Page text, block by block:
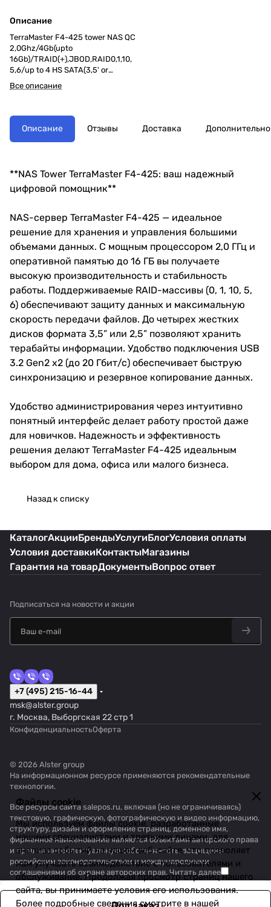
Описание
TerraMaster F4-425 tower NAS QC
2,0Ghz/4Gb(upto
16Gb)/TRAID(+),JBOD,RAID0,1,10,
5,6/up to 4 HS SATA(3,5' or
2,5')/2xUSB3.2(10Gb)/1xUSB3.2(5
Gb)/1x2,5 Gb RJ-
Все описание
Описание Отзывы Доставка Дополнительно
**NAS Tower TerraMaster F4-425: ваш надежный
цифровой помощник**
NAS-сервер TerraMaster F4-425 — идеальное
решение для хранения и управления большими
объемами данных. С мощным процессором 2,0 ГГц и
оперативной памятью до 16 ГБ вы получаете
высокую производительность и стабильность
работы. Поддерживаемые RAID-массивы (0, 1, 10, 5,
6) обеспечивают защиту данных и максимальную
скорость передачи файлов. До четырех жестких
дисков формата 3,5” или 2,5” позволяют хранить
терабайты информации. Удобство подключения USB
3.2 Gen2 x2 (до 20 Гбит/с) обеспечивает быструю
синхронизацию и резервное копирование данных.
Удобство администрирования через интуитивно
понятный интерфейс делает работу простой даже
для новичков. Надежность и эффективность
решения делают TerraMaster F4-425 идеальным
выбором для дома, офиса или малого бизнеса.
Назад к списку
Файлы cookie
Мы используем файлы cookie, разработанные
нашими специалистами и третьими лицами, для
анализа событий на нашем веб-сайте, что позволяет
нам улучшать взаимодействие с пользователями и
обслуживание. Продолжая просмотр страниц нашего
сайта, вы принимаете условия его использования.
Более подробные сведения смотрите в нашей
КаталогАкцииБрендыУслугиБлогУсловия оплаты
Условия доставкиКонтактыМагазины
Гарантия на товарДокументыВопрос ответ
Подписаться на новости и акции
+7 (495) 215-16-44
msk@alster.group
г. Москва, Выборгская 22 стр 1
КонфиденциальностьОферта
© 2026 Alster group
На информационном ресурсе применяются рекомендательные
технологии.
Все ресурсы сайта salepos.ru, включая (но не ограничиваясь)
текстовую, графическую, фотографическую и видео информацию,
структуру, дизайн и оформление страниц, доменное имя,
фирменное наименование являются объектами авторского права
и прав на интеллектуальную собственность, защищены
российским законодательством и международными
соглашениями об охране авторских прав. Читать далее